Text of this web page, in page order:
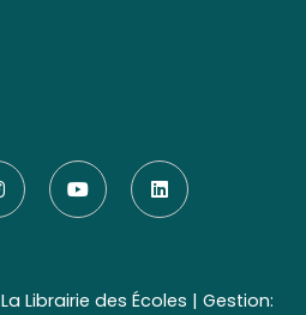
La Librairie des Écoles | Gestion: